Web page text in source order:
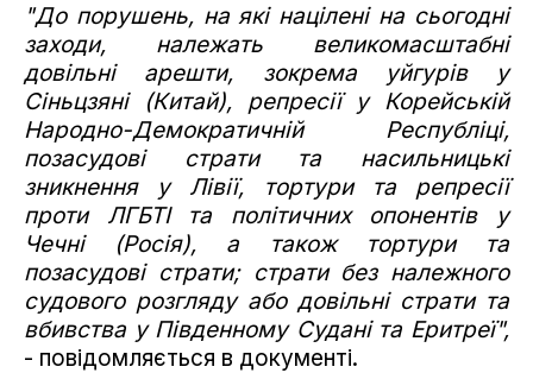
"До порушень, на які націлені на сьогодні
заходи, належать великомасштабні
довільні арешти, зокрема уйгурів у
Сіньцзяні (Китай), репресії у Корейській
Народно-Демократичній Республіці,
позасудові страти та насильницькі
зникнення у Лівії, тортури та репресії
проти ЛГБТІ та політичних опонентів у
Чечні (Росія), а також тортури та
позасудові страти; страти без належного
судового розгляду або довільні страти та
вбивства у Південному Судані та Еритреї",
- повідомляється в документі.